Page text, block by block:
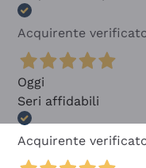
Acquirente
Oggi
Seri affidabili
Acquirente